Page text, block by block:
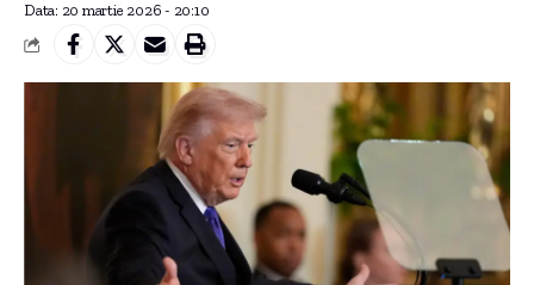
Data: 20 martie 2026 - 20:10